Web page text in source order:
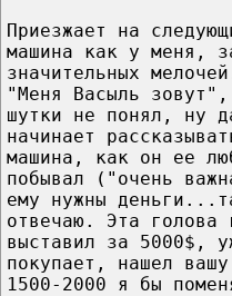
Приезжает на
машина как у меня,
значительных
"Меня Васыль
шутки не понял, ну
начинает
машина, как он ее
побывал ("очень
ему нужны
отвечаю. Эта
выставил за 5000$,
покупает, нашел
1500-2000 я бы